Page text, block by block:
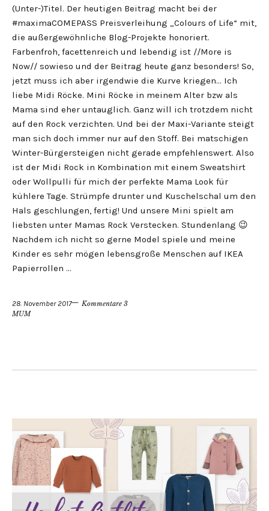
(Unter-)Titel. Der heutigen Beitrag macht bei der
#maximaCOMEPASS Preisverleihung „Colours of Life“ mit,
die außergewöhnliche Blog-Projekte honoriert.
Farbenfroh, facettenreich und lebendig ist //More is
Now// sowieso und der Beitrag heute ganz besonders! So,
jetzt muss ich aber irgendwie die Kurve kriegen… Ich
liebe Midi Röcke. Mini Röcke in meinem Alter bzw als
Mama sind eher untauglich. Ganz will ich trotzdem nicht
auf den Rock verzichten. Und bei der Maxi-Variante steigt
man sich doch immer nur auf den Stoff. Bei matschigen
Winter-Bürgersteigen nicht gerade empfehlenswert. Also
ist der Midi Rock in Kombination mit einem Sweatshirt
oder Wollpulli für mich der perfekte Mama Look für
kühlere Tage. Strümpfe drunter und Kuschelschal um den
Hals geschlungen, fertig! Und unsere Mini spielt am
liebsten unter Mamas Rock Verstecken. Stundenlang 😉
Nachdem ich nicht so gerne Model spiele und meine
Kinder es sehr mögen lebensgroße Menschen auf IKEA
Papierrollen …
28. November 2017
Kommentare 3
MUM